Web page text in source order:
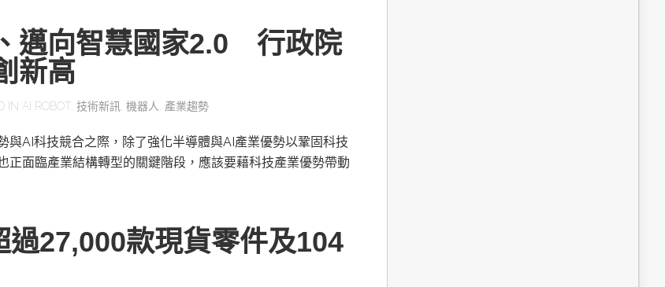
邁向智慧國家2.0 行政院
新高
IN AI ROBOT 技術新訊 機器人 產業趨勢
與AI科技競合之際，除了強化半導體與AI產業優勢以鞏固科技
正面臨產業結構轉型的關鍵階段，應該要藉科技產業優勢帶動
27,000款現貨零件及104